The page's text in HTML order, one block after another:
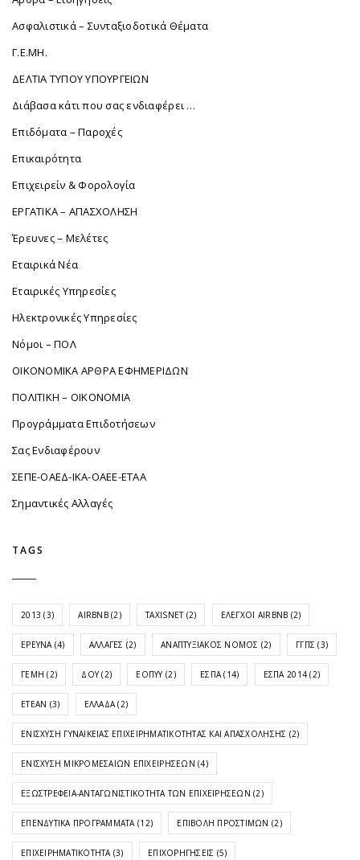
Ασφαλιστικά – Συνταξιοδοτικά Θέματα
Γ.Ε.ΜΗ.
ΔΕΛΤΙΑ ΤΥΠΟΥ ΥΠΟΥΡΓΕΙΩΝ
Διάβασα κάτι που σας ενδιαφέρει …
Επιδόματα – Παροχές
Επικαιρότητα
Επιχειρείν & Φορολογία
ΕΡΓΑΤΙΚΑ – ΑΠΑΣΧΟΛΗΣΗ
Έρευνες – Μελέτες
Εταιρικά Νέα
Εταιρικές Υπηρεσίες
Ηλεκτρονικές Υπηρεσίες
Νόμοι – ΠΟΛ
ΟΙΚΟΝΟΜΙΚΑ ΑΡΘΡΑ ΕΦΗΜΕΡΙΔΩΝ
ΠΟΛΙΤΙΚΗ – ΟΙΚΟΝΟΜΙΑ
Προγράμματα Επιδοτήσεων
Σας Ενδιαφέρουν
ΣΕΠΕ-ΟΑΕΔ-ΙΚΑ-ΟΑΕΕ-ΕΤΑΑ
Σημαντικές Αλλαγές
TAGS
2013 (3) AIRBNB(2) TAXISNET(2) ΈΛΕΓΧΟΙ AIRBNB (2)
ΈΡΕΥΝΑ (4) ΑΛΛΑΓΈΣ (2) ΑΝΑΠΤΥΞΙΑΚΌΣ ΝΌΜΟΣ (2) ΓΓΠΣ (3)
ΓΕΜΗ (2) ΔΟΥ (2) ΕΟΠΥΥ (2) ΕΣΠΑ (14) ΕΣΠΑ 2014 (2)
ΕΤΕΑΝ (3) ΕΛΛΆΔΑ (2)
ΕΝΊΣΧΥΣΗ ΓΥΝΑΙΚΕΊΑΣ ΕΠΙΧΕΙΡΗΜΑΤΙΚΌΤΗΤΑΣ ΚΑΙ ΑΠΑΣΧΌΛΗΣΗΣ (2)
ΕΝΊΣΧΥΣΗ ΜΙΚΡΟΜΕΣΑΊΩΝ ΕΠΙΧΕΙΡΉΣΕΩΝ (4)
ΕΞΩΣΤΡΈΦΕΙΑ-ΑΝΤΑΓΩΝΙΣΤΙΚΌΤΗΤΑ ΤΩΝ ΕΠΙΧΕΙΡΉΣΕΩΝ (2)
ΕΠΕΝΔΥΤΙΚΆ ΠΡΟΓΡΆΜΜΑΤΑ (12) ΕΠΙΒΟΛΉ ΠΡΟΣΤΊΜΩΝ (2)
ΕΠΙΧΕΙΡΗΜΑΤΙΚΌΤΗΤΑ (3) ΕΠΙΧΟΡΗΓΉΣΕΙΣ (5)